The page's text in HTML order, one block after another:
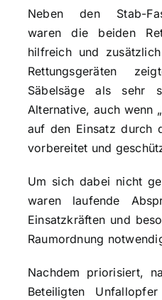
Neben den Stab-
waren die beiden
hilfreich und
Rettungsgeräten
Säbelsäge als sehr
Alternative, auch wenn
auf den Einsatz durch
vorbereitet und
Um sich dabei nicht
waren laufende
Einsatzkräften und
Raumordnung
Nachdem priorisiert,
Beteiligten